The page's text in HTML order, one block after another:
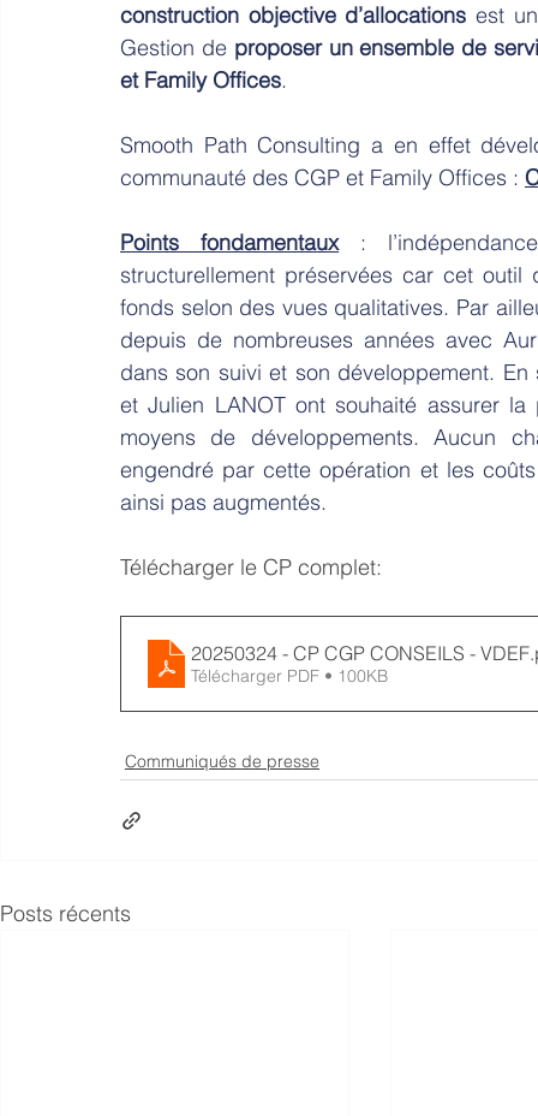
construction objective d’allocations est
Gestion de proposer un ensemble de
et Family Offices.
Smooth Path Consulting a en effet
communauté des CGP et Family Offices :
Points fondamentaux :
structurellement préservées car cet
fonds selon des vues qualitatives. Par
depuis de nombreuses années avec
dans son suivi et son développement. En
et Julien LANOT ont souhaité assurer
moyens de développements. Aucun
engendré par cette opération et les
ainsi pas augmentés.
Télécharger le CP complet:
20250324 - CP CGP CONSEILS - VDEF
Télécharger PDF • 100KB
Communiqués de presse
Posts récents